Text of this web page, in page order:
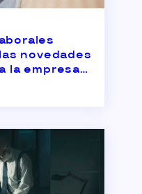
novedades
la empresa